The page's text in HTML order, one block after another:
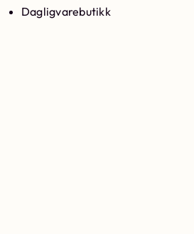
Dagligvarebutikk